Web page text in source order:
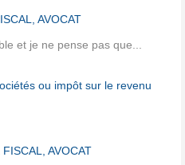
AVOCAT
et je ne pense pas que...
ou impôt sur le revenu
AVOCAT